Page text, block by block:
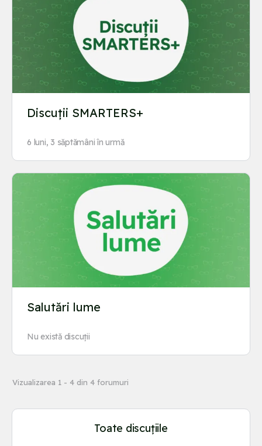
Discuții SMARTERS+
6 luni, 3 săptămâni în urmă
Salutări lume
Nu există discuții
Vizualizarea 1 - 4 din 4 forumuri
Toate discuțiile